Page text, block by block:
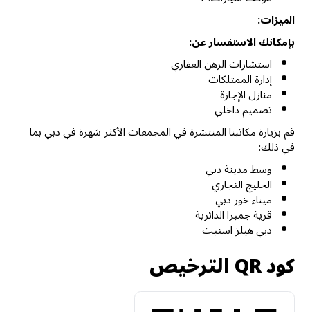
الميزات:
بإمكانك الاستفسار عن:
استشارات الرهن العقاري
إدارة الممتلكات
منازل الإجازة
تصميم داخلي
قم بزيارة مكاتبنا المنتشرة في المجمعات الأكثر شهرة في دبي بما
في ذلك:
وسط مدينة دبي
الخليج التجاري
ميناء خور دبي
قرية جميرا الدائرية
دبي هيلز استيت
كود QR الترخيص